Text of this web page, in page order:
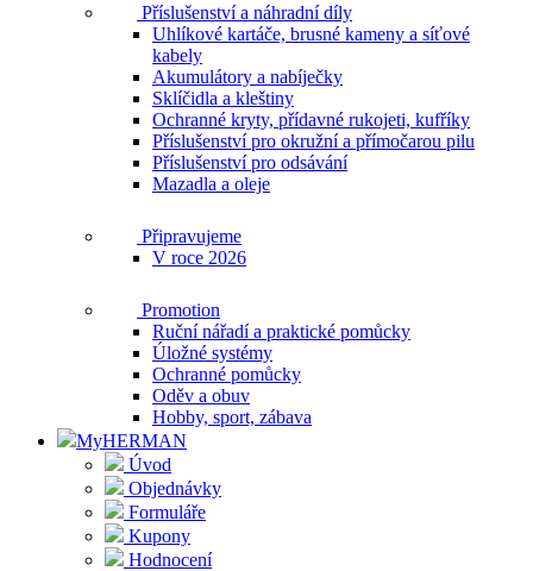
Příslušenství a náhradní díly
Uhlíkové kartáče, brusné kameny a síťové
kabely
Akumulátory a nabíječky
Sklíčidla a kleštiny
Ochranné kryty, přídavné rukojeti, kufříky
Příslušenství pro okružní a přímočarou pilu
Příslušenství pro odsávání
Mazadla a oleje
Připravujeme
V roce 2026
Promotion
Ruční nářadí a praktické pomůcky
Úložné systémy
Ochranné pomůcky
Oděv a obuv
Hobby, sport, zábava
MyHERMAN
Úvod
Objednávky
Formuláře
Kupony
Hodnocení